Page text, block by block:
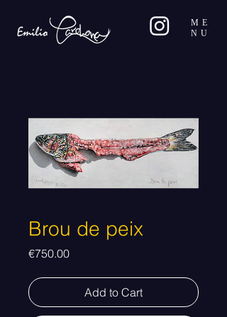
ME
NU
Brou de peix
€750.00Price
Add to Cart